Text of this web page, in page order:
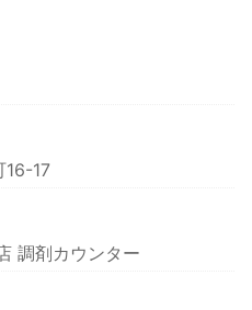
16-17
調剤カウンター